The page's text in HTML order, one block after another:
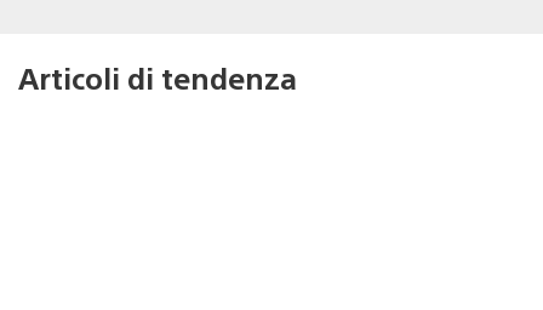
Articoli di tendenza